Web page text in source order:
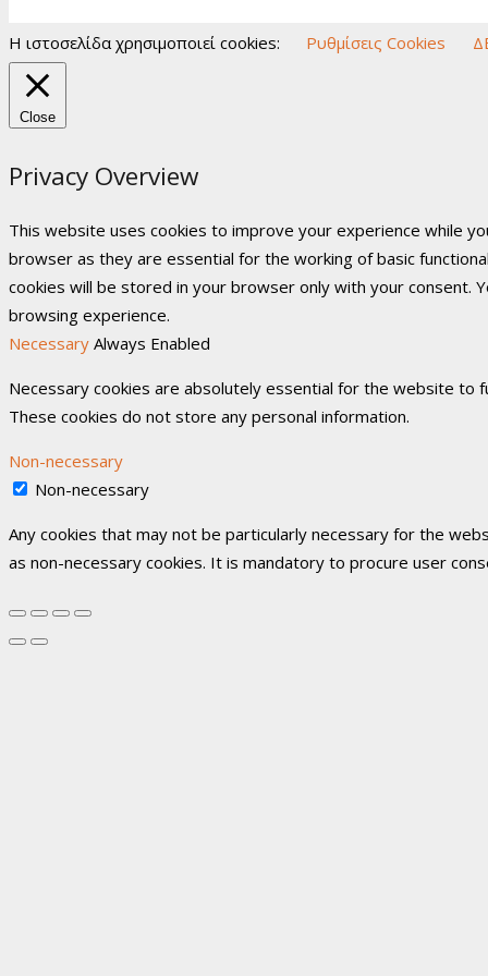
Η ιστοσελίδα χρησιμοποιεί cookies: Ρυθμίσεις Cookies
Close
Privacy Overview
This website uses cookies to improve your experience while
browser as they are essential for the working of basic
cookies will be stored in your browser only with your consent.
browsing experience.
Necessary Always Enabled
Necessary cookies are absolutely essential for the website to
These cookies do not store any personal information.
Non-necessary
Non-necessary
Any cookies that may not be particularly necessary for the
as non-necessary cookies. It is mandatory to procure user